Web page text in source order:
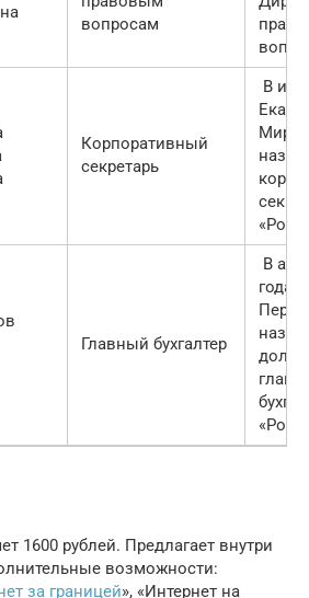
вопросам
Корпоративный
секретарь
В
Главный бухгалтер
В
года
1600 рублей. Предлагает внутри
возможности:
за границей», «Интернет на